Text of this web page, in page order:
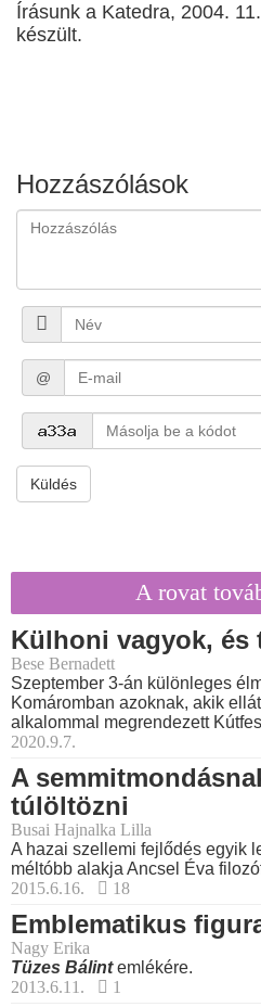
Írásunk a Katedra, 2004.
készült.
Hozzászólások
@
Küldés
A rovat
Külhoni vagyok, és
Bese Bernadett
Szeptember 3-án különleges
Komáromban azoknak, akik
alkalommal megrendezett
2020.9.7.
A
túlöltözni
Busai Hajnalka Lilla
A hazai szellemi fejlődés egyik
méltóbb alakja Ancsel Éva
2015.6.16.
18
Emblematikus
Nagy Erika
Tüzes Bálintemlékére.
2013.6.11.
1